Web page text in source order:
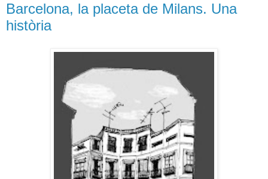
Barcelona, la placeta de Milans. Una
història